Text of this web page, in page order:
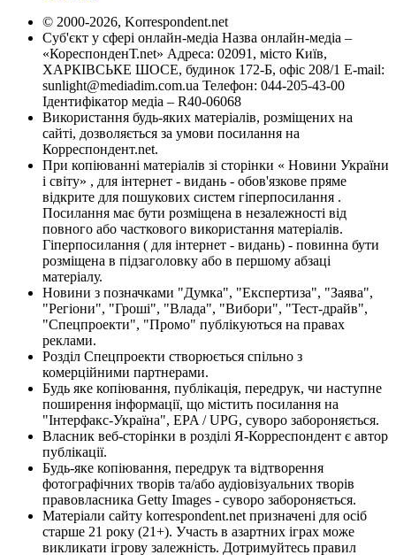
© 2000-2026, Korrespondent.net
Суб'єкт у сфері онлайн-медіа Назва онлайн-медіа –
«КореспонденТ.net» Адреса: 02091, місто Київ,
ХАРКІВСЬКЕ ШОСЕ, будинок 172-Б, офіс 208/1 E-mail:
sunlight@mediadim.com.ua Телефон: 044-205-43-00
Ідентифікатор медіа – R40-06068
Використання будь-яких матеріалів, розміщених на
сайті, дозволяється за умови посилання на
Корреспондент.net.
При копіюванні матеріалів зі сторінки « Новини України
і світу» , для інтернет - видань - обов'язкове пряме
відкрите для пошукових систем гіперпосилання .
Посилання має бути розміщена в незалежності від
повного або часткового використання матеріалів.
Гіперпосилання ( для інтернет - видань) - повинна бути
розміщена в підзаголовку або в першому абзаці
матеріалу.
Новини з позначками "Думка", "Експертиза", "Заява",
"Регіони", "Гроші", "Влада", "Вибори", "Тест-драйв",
"Спецпроекти", "Промо" публікуються на правах
реклами.
Розділ Спецпроекти створюється спільно з
комерційними партнерами.
Будь яке копіювання, публікація, передрук, чи наступне
поширення інформації, що містить посилання на
"Інтерфакс-Україна", EPA / UPG, суворо забороняється.
Власник веб-сторінки в розділі Я-Корреспондент є автор
публікації.
Будь-яке копіювання, передрук та відтворення
фотографічних творів та/або аудіовізуальних творів
правовласника Getty Images - суворо забороняється.
Матеріали сайту korrespondent.net призначені для осіб
старше 21 року (21+). Участь в азартних іграх може
викликати ігрову залежність. Дотримуйтесь правил